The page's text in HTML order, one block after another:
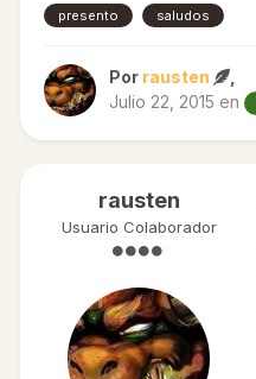
presento saludos
Por rausten
Julio 22, 2015 en
rausten
Usuario Colaborador